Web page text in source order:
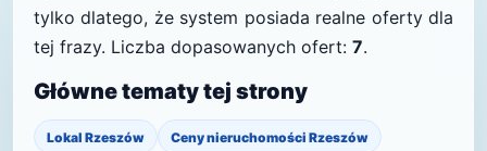
tylko dlatego, że system posiada realne oferty dla
tej frazy. Liczba dopasowanych ofert: 7.
Główne tematy tej strony
Lokal Rzeszów Ceny nieruchomości Rzeszów